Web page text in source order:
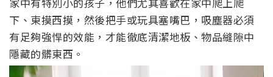
下、東摸西摸，然後把手或玩具塞嘴巴，吸塵器必須
有足夠強悍的效能，才能徹底清潔地板、物品縫隙中
隱藏的髒東西。